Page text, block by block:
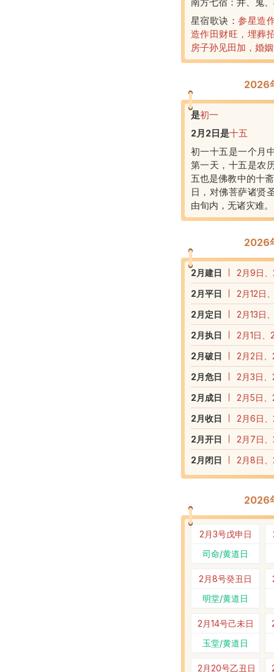
南方七宿：井、鬼
星宿歌诀：参星造
造作田财旺，埋葬
房子孙见田加，婚
2026
是初一
2月2日是十五
初一十五是一个月
第一天，十五是农
五也是佛教中的十
日，对佛菩萨诸贤
由旬内，无诸灾难
2026
2 月建日
2月9日、
2 月平日
2月12日
2 月定日
2月13日
2 月执日
2月1日、
2 月破日
2月2日
2 月危日
2月3日
2 月成日
2月5日、
2 月收日
2月6日
2 月开日
2月7日
2 月闭日 2月8日
2026
2月3号戊申日
司命/黄道日
2月8号癸丑日
明堂/黄道日
2月14号己未日
玉堂/黄道日
2月20号乙丑日